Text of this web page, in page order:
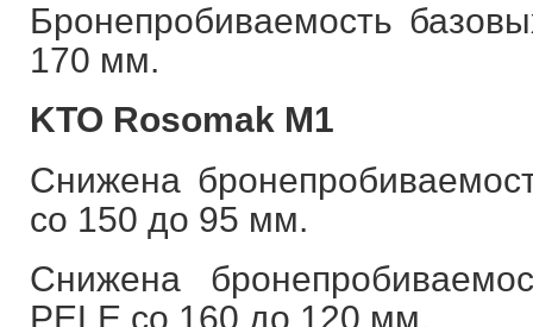
Бронепробиваемость
170 мм.
KTO Rosomak M1
Снижена
со 150 до 95 мм.
Снижена
PELE со 160 до 120 мм.